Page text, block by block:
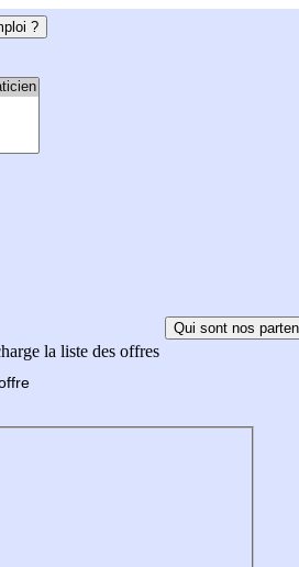
?
la liste des offres
Qui sont nos